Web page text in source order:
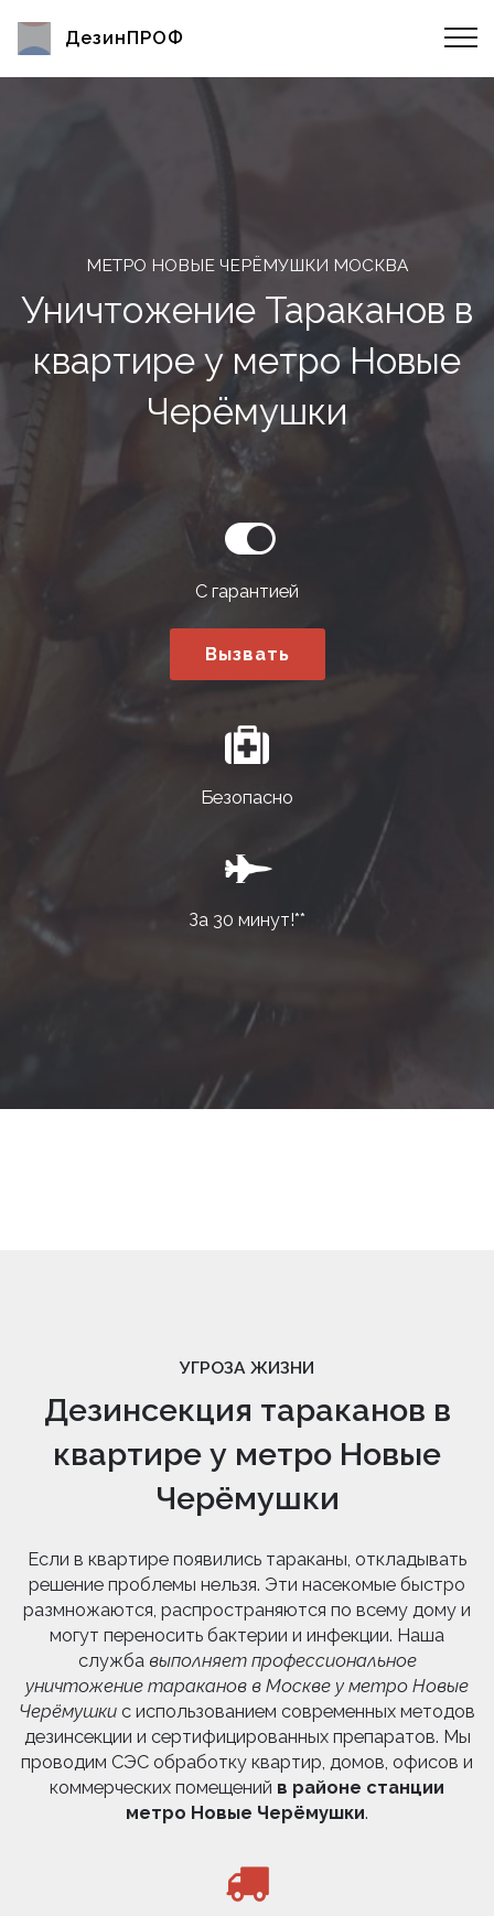
ДезинПРОФ
МЕТРО НОВЫЕ ЧЕРЁМУШКИ МОСКВА
Уничтожение Тараканов в
квартире у метро Новые
Черёмушки
С гарантией
Вызвать
Безопасно
За 30 минут!**
УГРОЗА ЖИЗНИ
Дезинсекция тараканов в
квартире у метро Новые
Черёмушки
Если в квартире появились тараканы, откладывать
решение проблемы нельзя. Эти насекомые быстро
размножаются, распространяются по всему дому и
могут переносить бактерии и инфекции. Наша
служба выполняет профессиональное
уничтожение тараканов в Москве у метро Новые
Черёмушки с использованием современных методов
дезинсекции и сертифицированных препаратов. Мы
проводим СЭС обработку квартир, домов, офисов и
коммерческих помещений в районе станции
метро Новые Черёмушки.